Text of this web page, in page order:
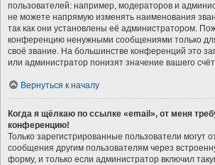
пользователей: например, модераторов и
не можете напрямую изменять наименования
так как они установлены её администратором.
конференцию ненужными сообщениями только
своё звание. На большинстве конференций это
или администратор понизят значение вашего
Вернуться к началу
Когда я щёлкаю по ссылке «email», от меня
конференцию!
Только зарегистрированные пользователи могут
сообщения другим пользователям через
форму, и только если администратор включил